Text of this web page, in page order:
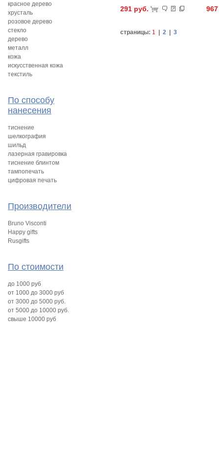
красное дерево
хрусталь
розовое дерево
стекло
дерево
металл
кожа
искусственная кожа
текстиль
По способу
нанесения
тиснение
шелкография
шильд
лазерная гравировка
тиснение блинтом
тампопечать
цифровая печать
Производители
Bruno Visconti
Happy gifts
Rusgifts
По стоимости
до 1000 руб
от 1000 до 3000 руб
от 3000 до 5000 руб.
от 5000 до 10000 руб.
свыше 10000 руб
291 руб.
страницы: 1 2 3